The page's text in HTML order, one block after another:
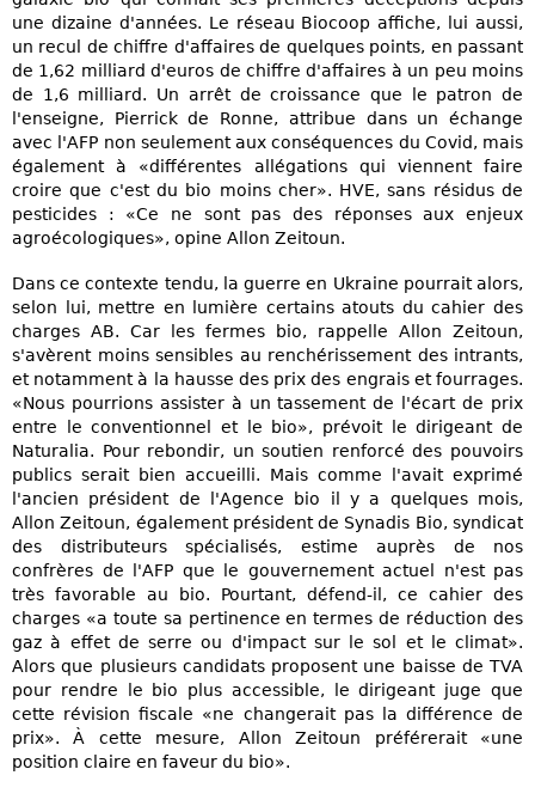
une dizaine d'années. Le réseau Biocoop affiche, lui aussi,
un recul de chiffre d'affaires de quelques points, en passant
de 1,62 milliard d'euros de chiffre d'affaires à un peu moins
de 1,6 milliard. Un arrêt de croissance que le patron de
l'enseigne, Pierrick de Ronne, attribue dans un échange
avec l'AFP non seulement aux conséquences du Covid, mais
également à «différentes allégations qui viennent faire
croire que c'est du bio moins cher». HVE, sans résidus de
pesticides : «Ce ne sont pas des réponses aux enjeux
agroécologiques», opine Allon Zeitoun.
Dans ce contexte tendu, la guerre en Ukraine pourrait alors,
selon lui, mettre en lumière certains atouts du cahier des
charges AB. Car les fermes bio, rappelle Allon Zeitoun,
s'avèrent moins sensibles au renchérissement des intrants,
et notamment à la hausse des prix des engrais et fourrages.
«Nous pourrions assister à un tassement de l'écart de prix
entre le conventionnel et le bio», prévoit le dirigeant de
Naturalia. Pour rebondir, un soutien renforcé des pouvoirs
publics serait bien accueilli. Mais comme l'avait exprimé
l'ancien président de l'Agence bio il y a quelques mois,
Allon Zeitoun, également président de Synadis Bio, syndicat
des distributeurs spécialisés, estime auprès de nos
confrères de l'AFP que le gouvernement actuel n'est pas
très favorable au bio. Pourtant, défend-il, ce cahier des
charges «a toute sa pertinence en termes de réduction des
gaz à effet de serre ou d'impact sur le sol et le climat».
Alors que plusieurs candidats proposent une baisse de TVA
pour rendre le bio plus accessible, le dirigeant juge que
cette révision fiscale «ne changerait pas la différence de
prix». À cette mesure, Allon Zeitoun préférerait «une
position claire en faveur du bio».